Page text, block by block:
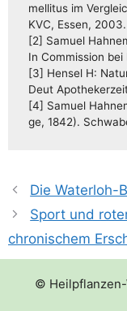
mel­li­tus im
KVC, Essen, 2003.
[2] Samu­el
In Com­mis­si­on
[3] Hen­sel H:
Deut
[4] Samu­el
ge, 1842).
Die Waterloh-
Sport und
chronischem
©